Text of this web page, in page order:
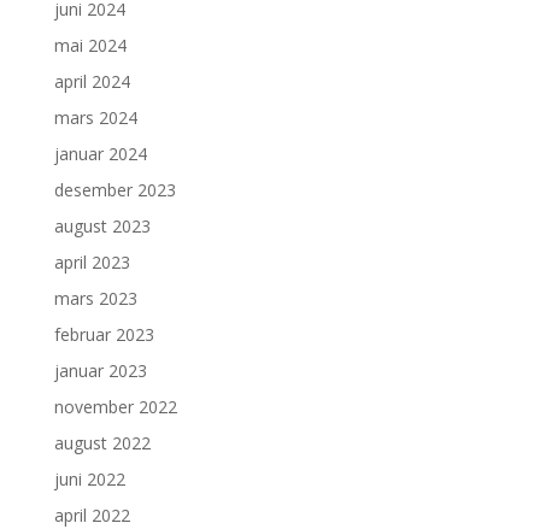
juni 2024
mai 2024
april 2024
mars 2024
januar 2024
desember 2023
august 2023
april 2023
mars 2023
februar 2023
januar 2023
november 2022
august 2022
juni 2022
april 2022